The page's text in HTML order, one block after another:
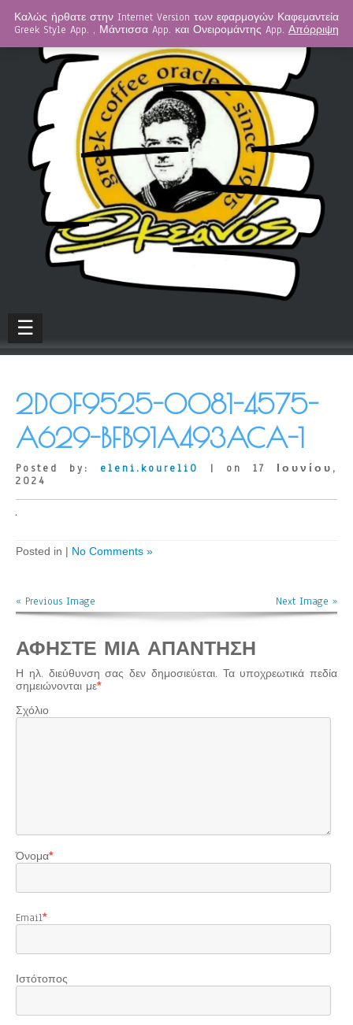
☰
2D0F9525-0081-4575-
A629-BFB91A493ACA-1
Posted by: eleni.koureli0
| on 17 Ιουνίου,
2024
Posted in | No Comments »
« Previous Image Next Image »
ΑΦΉΣΤΕ ΜΙΑ ΑΠΆΝΤΗΣΗ
Η ηλ. διεύθυνση σας δεν δημοσιεύεται. Τα υποχρεωτικά πεδία
σημειώνονται με*
Σχόλιο
Όνομα*
Email*
Ιστότοπος
Καλώς ήρθατε στην Internet Version των εφαρμογών Καφεμαντεία
Greek Style App. , Μάντισσα App. και Ονειρομάντης App. Απόρριψη